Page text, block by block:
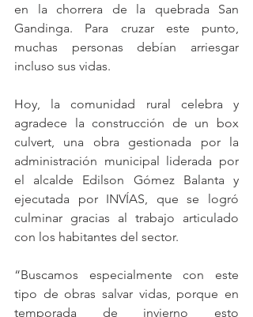
en la chorrera de la quebrada San
Gandinga. Para cruzar este punto,
muchas personas debían arriesgar
incluso sus vidas.
Hoy, la comunidad rural celebra y
agradece la construcción de un box
culvert, una obra gestionada por la
administración municipal liderada por
el alcalde Edilson Gómez Balanta y
ejecutada por INVÍAS, que se logró
culminar gracias al trabajo articulado
con los habitantes del sector.
“Buscamos especialmente con este
tipo de obras salvar vidas, porque en
temporada de invierno esto